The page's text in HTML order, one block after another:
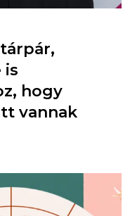
is
hogy
vannak